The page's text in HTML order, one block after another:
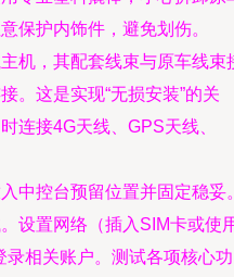
保护内饰件，避免划伤。
机，其配套线束与原车线束
。这是实现“无损安装”的关
连接4G天线、GPS天线、
入中控台预留位置并固定稳妥
设置网络（插入SIM卡或使
相关账户。测试各项核心功